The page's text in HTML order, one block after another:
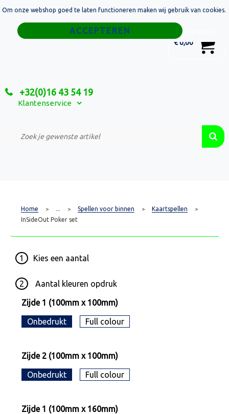
€ 0,00
+32(0)16 43 54 19
Klantenservice
Home
Relatiegeschenken
Custom Made Projecten
Home > ... > Spellen voor binnen > Kaartspellen >
InSideOut Poker set
1 Kies een aantal
2 Aantal kleuren opdruk
Zijde 1 (100mm x 100mm)
Onbedrukt Full colour
Zijde 2 (100mm x 100mm)
Onbedrukt Full colour
Zijde 1 (100mm x 160mm)
Om onze webshop goed te laten functioneren maken wij gebruik van cookies.